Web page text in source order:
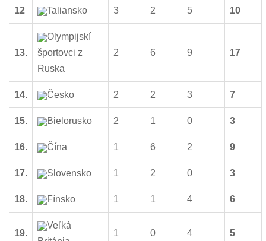
12 Taliansko 3 2 5 10
13.
Olympijskí
športovci z
Ruska
2 6 9 17
14. Česko 2 2 3 7
15. Bielorusko 2 1 0 3
16. Čína 1 6 2 9
17. Slovensko 1 2 0 3
18. Fínsko 1 1 4 6
19.
Veľká
1 0 4 5